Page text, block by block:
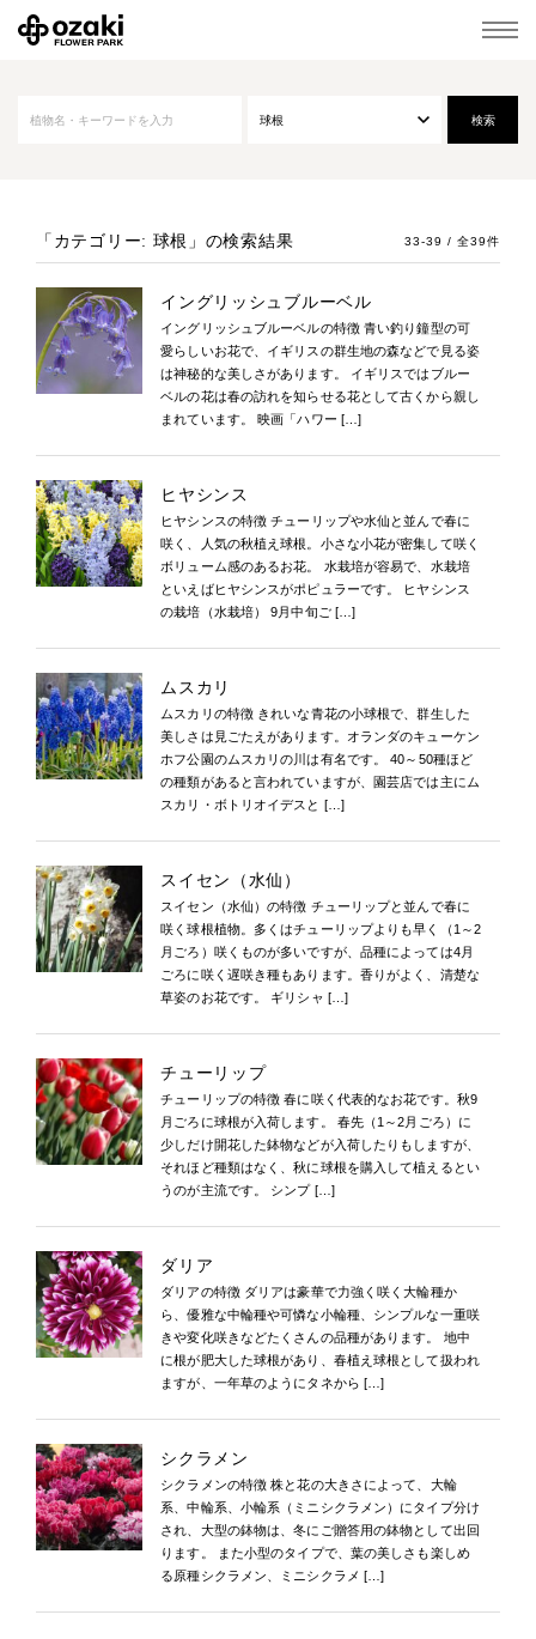
「カテゴリー: 球根」 の検索結果 33-39 / 全39件
イングリッシュブルーベル
イングリッシュブルーベルの特徴 青い釣り鐘型の可
愛らしいお花で、イギリスの群生地の森などで見る姿
は神秘的な美しさがあります。 イギリスではブルー
ベルの花は春の訪れを知らせる花として古くから親し
まれています。 映画「ハワー […]
ヒヤシンス
ヒヤシンスの特徴 チューリップや水仙と並んで春に
咲く、人気の秋植え球根。小さな小花が密集して咲く
ボリューム感のあるお花。 水栽培が容易で、水栽培
といえばヒヤシンスがポピュラーです。 ヒヤシンス
の栽培（水栽培） 9月中旬ご […]
ムスカリ
ムスカリの特徴 きれいな青花の小球根で、群生した
美しさは見ごたえがあります。オランダのキューケン
ホフ公園のムスカリの川は有名です。 40～50種ほど
の種類があると言われていますが、園芸店では主にム
スカリ・ボトリオイデスと […]
スイセン（水仙）
スイセン（水仙）の特徴 チューリップと並んで春に
咲く球根植物。多くはチューリップよりも早く（1～2
月ごろ）咲くものが多いですが、品種によっては4月
ごろに咲く遅咲き種もあります。香りがよく、清楚な
草姿のお花です。 ギリシャ […]
チューリップ
チューリップの特徴 春に咲く代表的なお花です。秋9
月ごろに球根が入荷します。 春先（1～2月ごろ）に
少しだけ開花した鉢物などが入荷したりもしますが、
それほど種類はなく、秋に球根を購入して植えるとい
うのが主流です。 シンプ […]
ダリア
ダリアの特徴 ダリアは豪華で力強く咲く大輪種か
ら、優雅な中輪種や可憐な小輪種、シンプルな一重咲
きや変化咲きなどたくさんの品種があります。 地中
に根が肥大した球根があり、春植え球根として扱われ
ますが、一年草のようにタネから […]
シクラメン
シクラメンの特徴 株と花の大きさによって、大輪
系、中輪系、小輪系（ミニシクラメン）にタイプ分け
され、大型の鉢物は、冬にご贈答用の鉢物として出回
ります。 また小型のタイプで、葉の美しさも楽しめ
る原種シクラメン、ミニシクラメ […]